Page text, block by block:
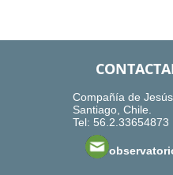
Compañía de
Santiago, Chile.
Tel: 56.2.33654873